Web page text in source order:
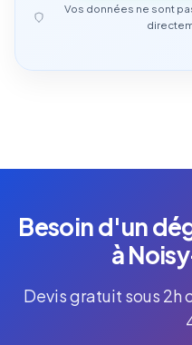
Vos données ne sont
Besoin d'un
à
Devis gratuit sous 2h